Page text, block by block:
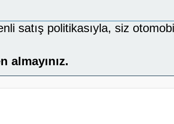
satış politikasıyla, siz
almayınız.